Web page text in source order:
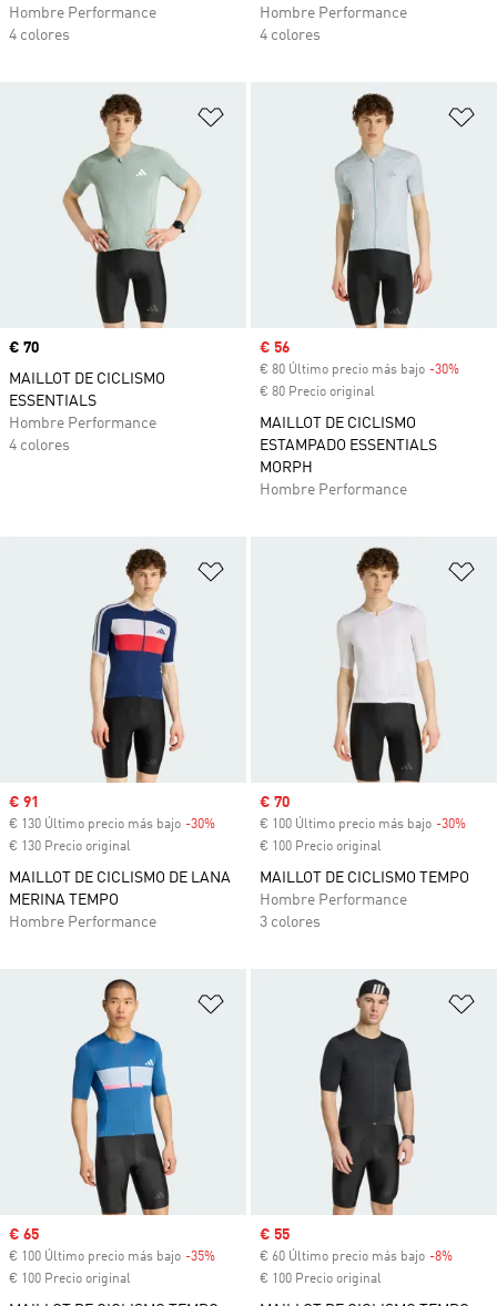
Hombre Performance
4 colores
Hombre Performance
4 colores
Añadir a la lista de deseos
Precio
€ 70
MAILLOT DE CICLISMO
ESSENTIALS
Hombre Performance
4 colores
Precio de venta
€ 56
€ 80 Último precio más bajo -30%
€ 80 Precio original
MAILLOT DE CICLISMO
ESTAMPADO ESSENTIALS
MORPH
Hombre Performance
Añadir a la lista de deseos
Precio de venta
€ 91
€ 130 Último precio más bajo -30% Descuento
€ 130 Precio original
MAILLOT DE CICLISMO DE LANA
MERINA TEMPO
Hombre Performance
Precio de venta
€ 70
€ 100 Último precio más bajo -30%
€ 100 Precio original
MAILLOT DE CICLISMO TEMPO
Hombre Performance
3 colores
Añadir a la lista de deseos
Precio de venta
€ 65
€ 100 Último precio más bajo -35% Descuento
€ 100 Precio original
Precio de venta
€ 55
€ 60 Último precio más bajo -8%
€ 100 Precio original